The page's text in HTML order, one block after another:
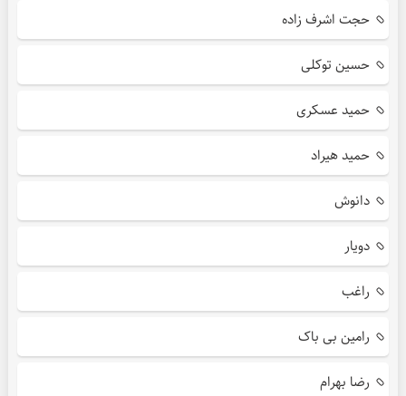
حجت اشرف زاده
حسین توکلی
حمید عسکری
حمید هیراد
دانوش
دویار
راغب
رامین بی باک
رضا بهرام